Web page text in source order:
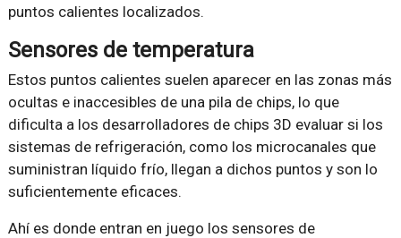
puntos calientes localizados.
Sensores de temperatura
Estos puntos calientes suelen aparecer en las zonas más
ocultas e inaccesibles de una pila de chips, lo que
dificulta a los desarrolladores de chips 3D evaluar si los
sistemas de refrigeración, como los microcanales que
suministran líquido frío, llegan a dichos puntos y son lo
suficientemente eficaces.
Ahí es donde entran en juego los sensores de